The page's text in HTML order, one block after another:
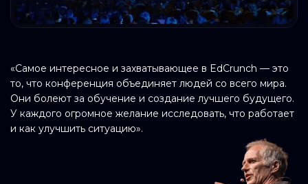
«Самое интересное и захватывающее в EdCrunch — это
то, что конференция объединяет людей со всего мира.
Они болеют за обучение и создание лучшего будущего.
У каждого огромное желание исследовать, что работает
и как улучшить ситуацию».